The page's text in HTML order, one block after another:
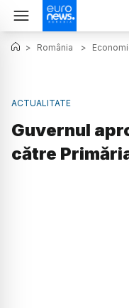
> România >
ACTUALITATE
Guvernul
către